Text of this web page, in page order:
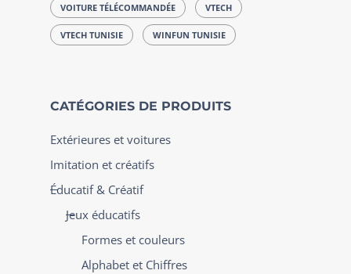
VOITURE TÉLÉCOMMANDÉE VTECH
VTECH TUNISIE WINFUN TUNISIE
CATÉGORIES DE PRODUITS
Extérieures et voitures
Imitation et créatifs
Éducatif & Créatif
Jeux éducatifs
Formes et couleurs
Alphabet et Chiffres